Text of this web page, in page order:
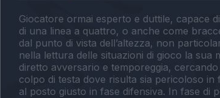
Giocatore ormai esperto e duttile, capace
di una linea a quattro, o anche come
dal punto di vista dell’altezza, non
nella lettura delle situazioni di gioco la sua
diretto avversario e temporeggia,
colpo di testa dove risulta sia pericoloso
al posto giusto in fase difensiva. In fase di